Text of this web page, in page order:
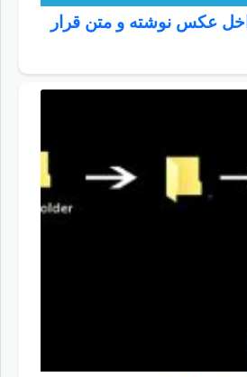
عکس نوشته و متن قرار